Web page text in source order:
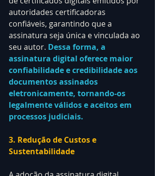
autoridades certificadoras
confiáveis, garantindo que a
assinatura seja única e vinculada ao
seu autor. Dessa forma, a
assinatura digital oferece maior
confiabilidade e credibilidade aos
documentos assinados
eletronicamente, tornando-os
legalmente válidos e aceitos em
processos judiciais.
3. Redução de Custos e
Sustentabilidade